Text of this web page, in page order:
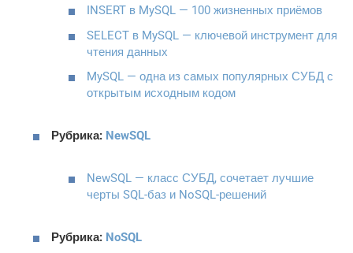
INSERT в MySQL — 100 жизненных приёмов
SELECT в MySQL — ключевой инструмент для
чтения данных
MySQL — одна из самых популярных СУБД с
открытым исходным кодом
Рубрика: NewSQL
NewSQL — класс СУБД, сочетает лучшие
черты SQL-баз и NoSQL-решений
Рубрика: NoSQL